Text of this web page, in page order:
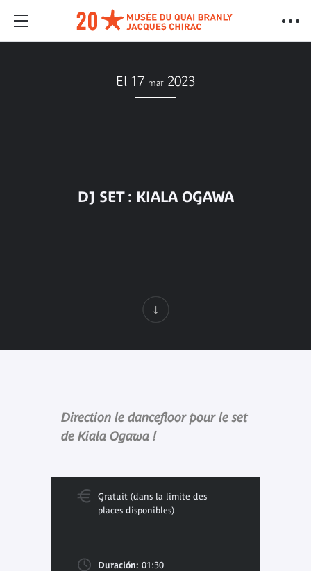
El 17 mar 2023
DJ SET : KIALA OGAWA
Direction le dancefloor pour le set
de Kiala Ogawa !
Gratuit (dans la limite des
places disponibles)
Duración: 01:30